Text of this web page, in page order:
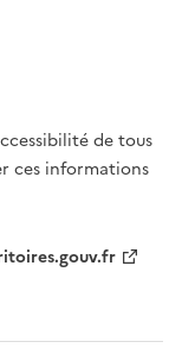
de tous
ces informations